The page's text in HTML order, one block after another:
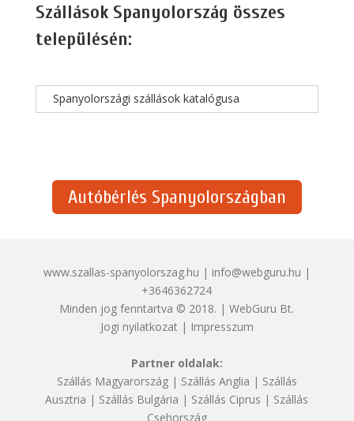
Szállások Spanyolország összes
településén:
Spanyolországi szállások katalógusa
Autóbérlés Spanyolországban
www.szallas-spanyolorszag.hu | info@webguru.hu |
+3646362724
Minden jog fenntartva © 2018. | WebGuru Bt.
Jogi nyilatkozat| Impresszum
Partner oldalak:
Szállás Magyarország| Szállás Anglia | Szállás
Ausztria | Szállás Bulgária | Szállás Ciprus | Szállás
Csehország